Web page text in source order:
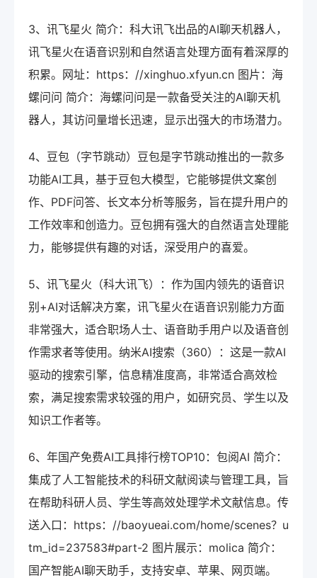
3、讯飞星火 简介：科大讯飞出品的AI聊天机器人，
讯飞星火在语音识别和自然语言处理方面有着深厚的
积累。网址：https：//xinghuo.xfyun.cn 图片：海
螺问问 简介：海螺问问是一款备受关注的AI聊天机
器人，其访问量增长迅速，显示出强大的市场潜力。
4、豆包（字节跳动）豆包是字节跳动推出的一款多
功能AI工具，基于豆包大模型，它能够提供文案创
作、PDF问答、长文本分析等服务，旨在提升用户的
工作效率和创造力。豆包拥有强大的自然语言处理能
力，能够提供有趣的对话，深受用户的喜爱。
5、讯飞星火（科大讯飞）：作为国内领先的语音识
别+AI对话解决方案，讯飞星火在语音识别能力方面
非常强大，适合职场人士、语音助手用户以及语音创
作需求者等使用。纳米AI搜索（360）：这是一款AI
驱动的搜索引擎，信息精准度高，非常适合高效检
索，满足搜索需求较强的用户，如研究员、学生以及
知识工作者等。
6、年国产免费AI工具排行榜TOP10：包阅AI 简介：
集成了人工智能技术的科研文献阅读与管理工具，旨
在帮助科研人员、学生等高效处理学术文献信息。传
送入口：https：//baoyueai.com/home/scenes？u
tm_id=237583#part-2 图片展示：molica 简介：
国产智能AI聊天助手，支持安卓、苹果、网页端。